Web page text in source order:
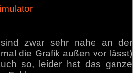
sind zwar sehr nahe an der
die Grafik außen vor lässt)
so, leider hat das ganze